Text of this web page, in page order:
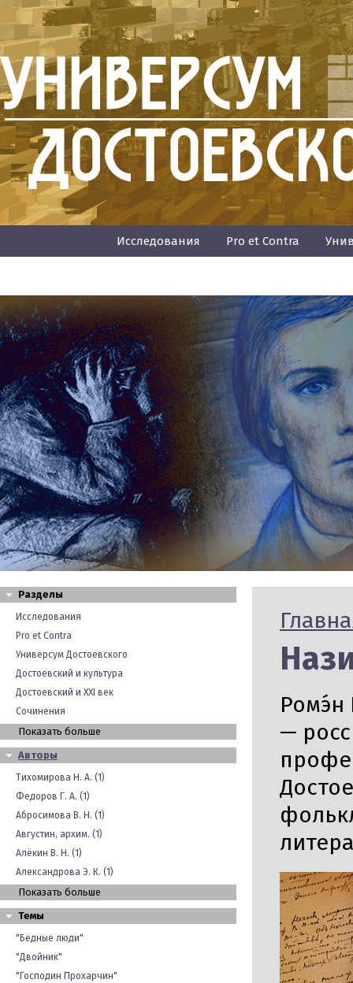
Исследования Pro et Contra
Разделы
Исследования
Pro et Contra
Универсум Достоевского
Достоевский и культура
Достоевский и XXI век
Сочинения
Показать больше
Авторы
Тихомирова Н. А. (1)
Федоров Г. А. (1)
Абросимова В. Н. (1)
Августин, архим. (1)
Алёкин В. Н. (1)
Александрова Э. К. (1)
Показать больше
Темы
"Бедные люди"
"Двойник"
"Господин Прохарчин"
Ромэ́н
—